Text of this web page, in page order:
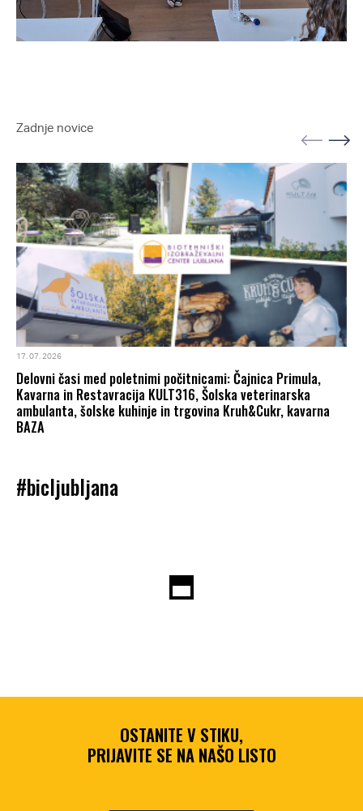
Zadnje novice
17. 07. 2026
Delovni časi med poletnimi počitnicami: Čajnica Primula,
Kavarna in Restavracija KULT316, Šolska veterinarska
ambulanta, šolske kuhinje in trgovina Kruh&Cukr, kavarna
BAZA
#bicljubljana
OSTANITE V STIKU,
PRIJAVITE SE NA NAŠO LISTO